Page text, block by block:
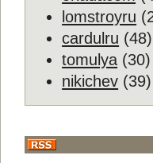
lomstroyru
cardulru (48)
tomulya (30)
nikichev (39)